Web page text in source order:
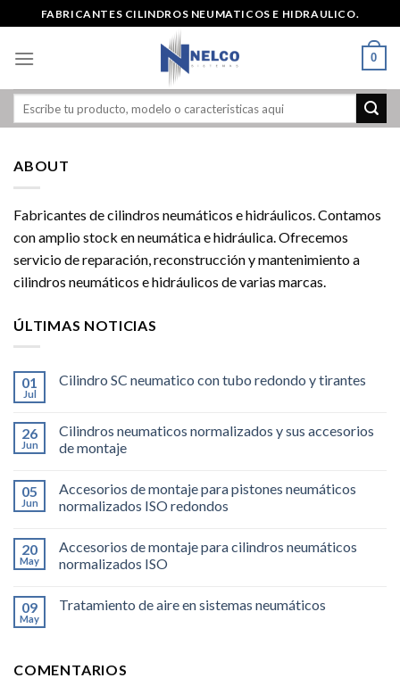
content
FABRICANTES CILINDROS NEUMATICOS E HIDRAULICO.
0
ABOUT
Fabricantes de cilindros neumáticos e hidráulicos. Contamos
con amplio stock en neumática e hidráulica. Ofrecemos
servicio de reparación, reconstrucción y mantenimiento a
cilindros neumáticos e hidráulicos de varias marcas.
ÚLTIMAS NOTICIAS
01
Jul
Cilindro SC neumatico con tubo redondo y tirantes
26
Jun
Cilindros neumaticos normalizados y sus accesorios
de montaje
05
Jun
Accesorios de montaje para pistones neumáticos
normalizados ISO redondos
20
May
Accesorios de montaje para cilindros neumáticos
normalizados ISO
09
May
Tratamiento de aire en sistemas neumáticos
COMENTARIOS